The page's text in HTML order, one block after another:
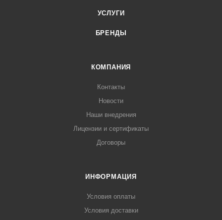
УСЛУГИ
БРЕНДЫ
КОМПАНИЯ
Контакты
Новости
Наши внедрения
Лицензии и сертификаты
Договоры
ИНФОРМАЦИЯ
Условия оплаты
Условия доставки